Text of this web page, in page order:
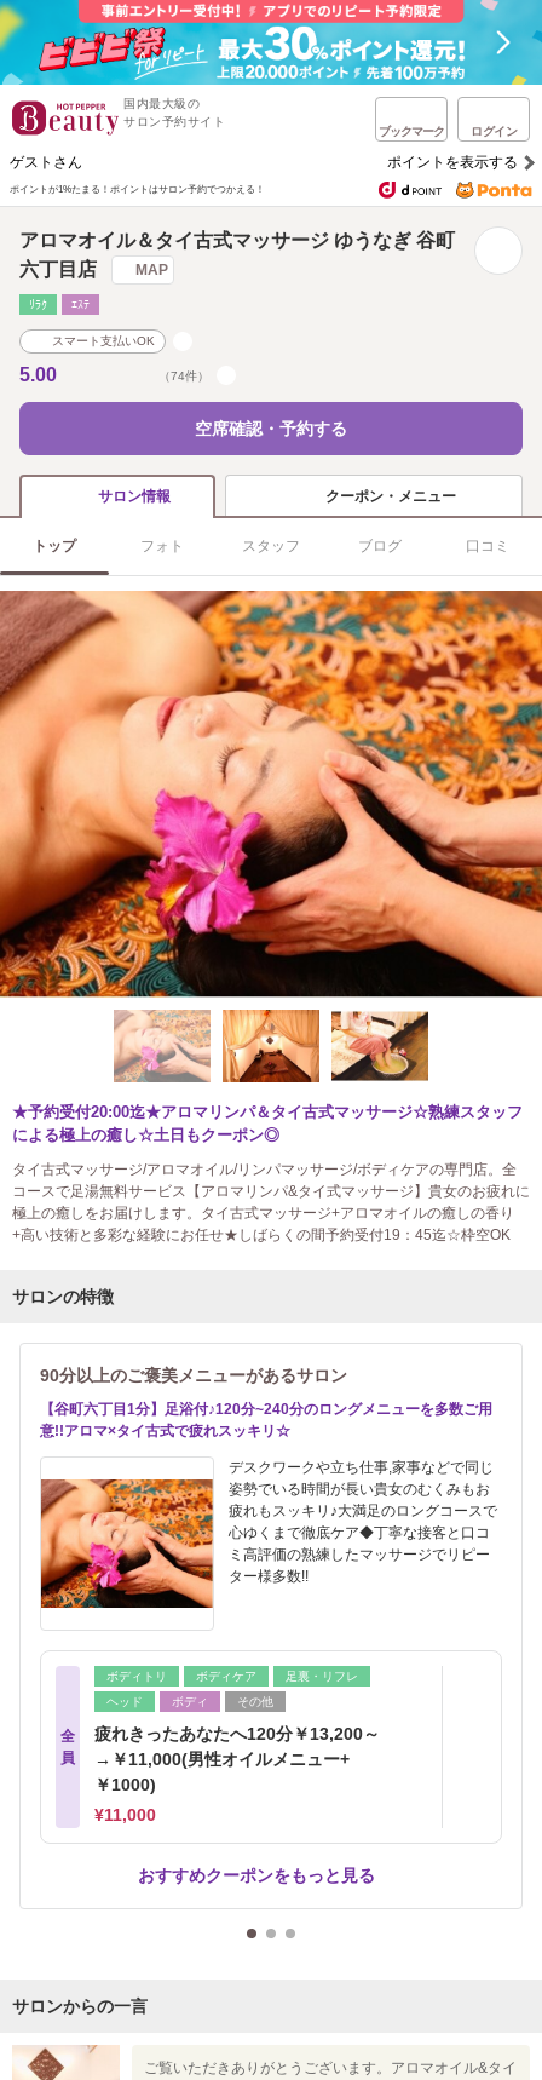
国内最大級の
サロン予約サイト
ブックマーク ログイン
ゲストさん ポイントを表示する
ポイントが1%たまる！ ポイントはサロン予約でつかえる！
アロマオイル＆タイ古式マッサージ ゆうなぎ 谷町
六丁目店
MAP
ﾘﾗｸ ｴｽﾃ
スマート支払いOK
5.00 （74件）
空席確認・予約する
サロン情報 クーポン・メニュー
トップ フォト スタッフ ブログ 口コミ
★予約受付20:00迄★アロマリンパ＆タイ古式マッサージ☆熟練スタッフ
による極上の癒し☆土日もクーポン◎
タイ古式マッサージ/アロマオイル/リンパマッサージ/ボディケアの専門店。全
コースで足湯無料サービス【アロマリンパ&タイ式マッサージ】貴女のお疲れに
極上の癒しをお届けします。タイ古式マッサージ+アロマオイルの癒しの香り
+高い技術と多彩な経験にお任せ★しばらくの間予約受付19：45迄☆枠空OK
サロンの特徴
90分以上のご褒美メニューがあるサロン
【谷町六丁目1分】足浴付♪120分~240分のロングメニューを多数ご用
意!!アロマ×タイ古式で疲れスッキリ☆
デスクワークや立ち仕事,家事などで同じ
姿勢でいる時間が長い貴女のむくみもお
疲れもスッキリ♪大満足のロングコースで
心ゆくまで徹底ケア◆丁寧な接客と口コ
ミ高評価の熟練したマッサージでリピー
ター様多数!!
全
員
ボディトリ ボディケア
足裏・リフレ
ヘッド
ボディ その他
疲れきったあなたへ120分￥13,200～
→￥11,000(男性オイルメニュー+
￥1000)
¥11,000
おすすめクーポンをもっと見る
サロンからの一言
ご覧いただきありがとうございます。アロマオイル&タイ